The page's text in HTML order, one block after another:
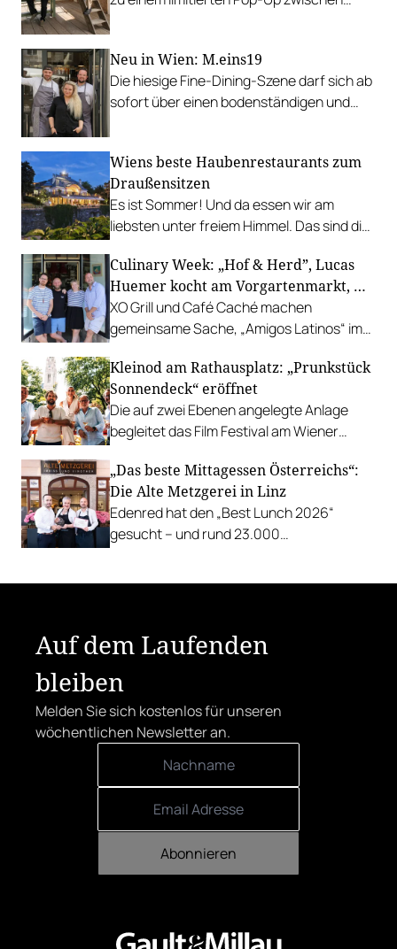
Neu in Wien: M.eins19
Die hiesige Fine-Dining-Szene darf sich ab
sofort über einen bodenständigen und
Wiens beste Haubenrestaurants zum
Draußensitzen
Es ist Sommer! Und da essen wir am
liebsten unter freiem Himmel. Das sind die
Gastgarten.
Culinary Week: „Hof & Herd”, Lucas
Huemer kocht am Vorgartenmarkt, …
XO Grill und Café Caché machen
gemeinsame Sache, „Amigos Latinos“ im
Richard Rauch kocht in der Riederalm
u.v.m.
Kleinod am Rathausplatz: „Prunkstück
Sonnendeck“ eröffnet
Die auf zwei Ebenen angelegte Anlage
begleitet das Film Festival am Wiener
mit Cocktails, Snacks und
Veranstaltungsprogramm.
„Das beste Mittagessen Österreichs“:
Die Alte Metzgerei in Linz
Edenred hat den „Best Lunch 2026“
gesucht – und rund 23.000
Auf dem Laufenden
bleiben
Melden Sie sich kostenlos für unseren
wöchentlichen Newsletter an.
Abonnieren